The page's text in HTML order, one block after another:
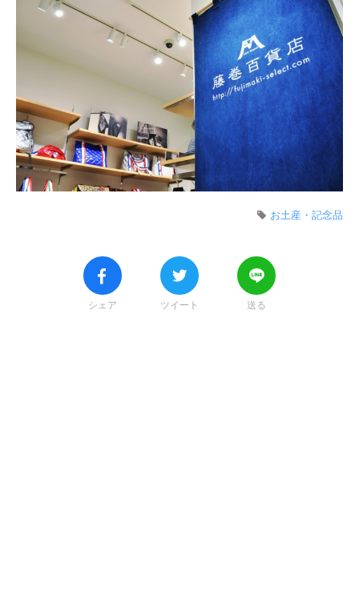
お土産・記念品
シェア ツイート 送る